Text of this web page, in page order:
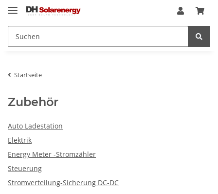
Startseite
Zubehör
Auto Ladestation
Elektrik
Energy Meter -Stromzähler
Steuerung
Stromverteilung-Sicherung DC-DC